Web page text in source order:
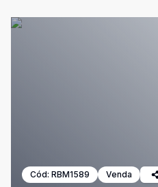
Cód: RBM1589 Venda